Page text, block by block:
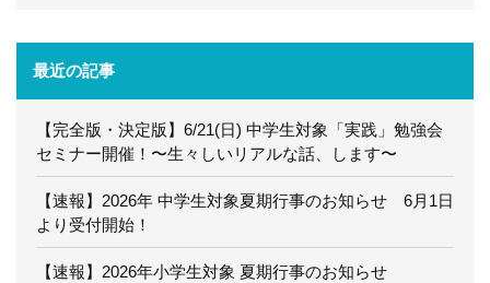
最近の記事
【完全版・決定版】6/21(日) 中学生対象「実践」勉強会
セミナー開催！〜生々しいリアルな話、します〜
【速報】2026年 中学生対象夏期行事のお知らせ 6月1日
より受付開始！
【速報】2026年小学生対象 夏期行事のお知らせ